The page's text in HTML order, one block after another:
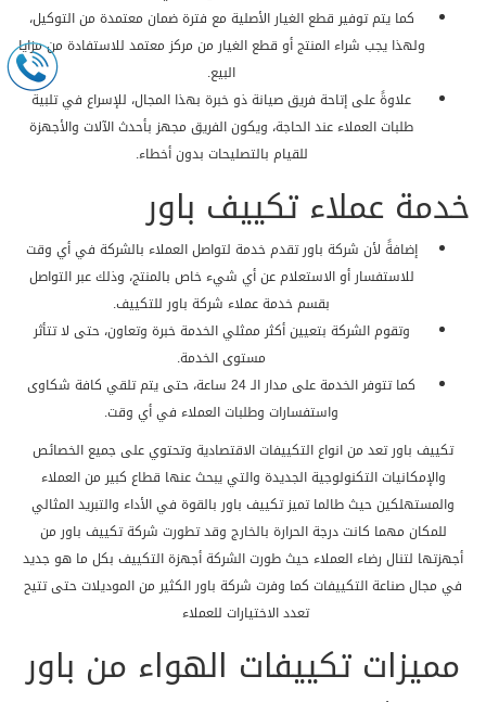
كما يتم توفير قطع الغيار الأصلية مع فترة ضمان معتمدة من التوكيل،
ولهذا يجب شراء المنتج أو قطع الغيار من مركز معتمد للاستفادة من مزايا
البيع.
علاوةً على إتاحة فريق صيانة ذو خبرة بهذا المجال، للإسراع في تلبية
طلبات العملاء عند الحاجة، ويكون الفريق مجهز بأحدث الآلات والأجهزة
للقيام بالتصليحات بدون أخطاء.
خدمة عملاء تكييف باور
إضافةً لأن شركة باور تقدم خدمة لتواصل العملاء بالشركة في أي وقت
للاستفسار أو الاستعلام عن أي شيء خاص بالمنتج، وذلك عبر التواصل
بقسم خدمة عملاء شركة باور للتكييف.
وتقوم الشركة بتعيين أكثر ممثلي الخدمة خبرة وتعاون، حتى لا تتأثر
مستوى الخدمة.
كما تتوفر الخدمة على مدار الـ 24 ساعة، حتى يتم تلقي كافة شكاوى
واستفسارات وطلبات العملاء في أي وقت.
تكييف باور تعد من انواع التكييفات الاقتصادية وتحتوي على جميع الخصائص
والإمكانيات التكنولوجية الجديدة والتي يبحث عنها قطاع كبير من العملاء
والمستهلكين حيث طالما تميز تكييف باور بالقوة في الأداء والتبريد المثالي
للمكان مهما كانت درجة الحرارة بالخارج وقد تطورت شركة تكييف باور من
أجهزتها لتنال رضاء العملاء حيث طورت الشركة أجهزة التكييف بكل ما هو جديد
في مجال صناعة التكييفات كما وفرت شركة باور الكثير من الموديلات حتى تتيح
تعدد الاختيارات للعملاء
مميزات تكييفات الهواء من باور